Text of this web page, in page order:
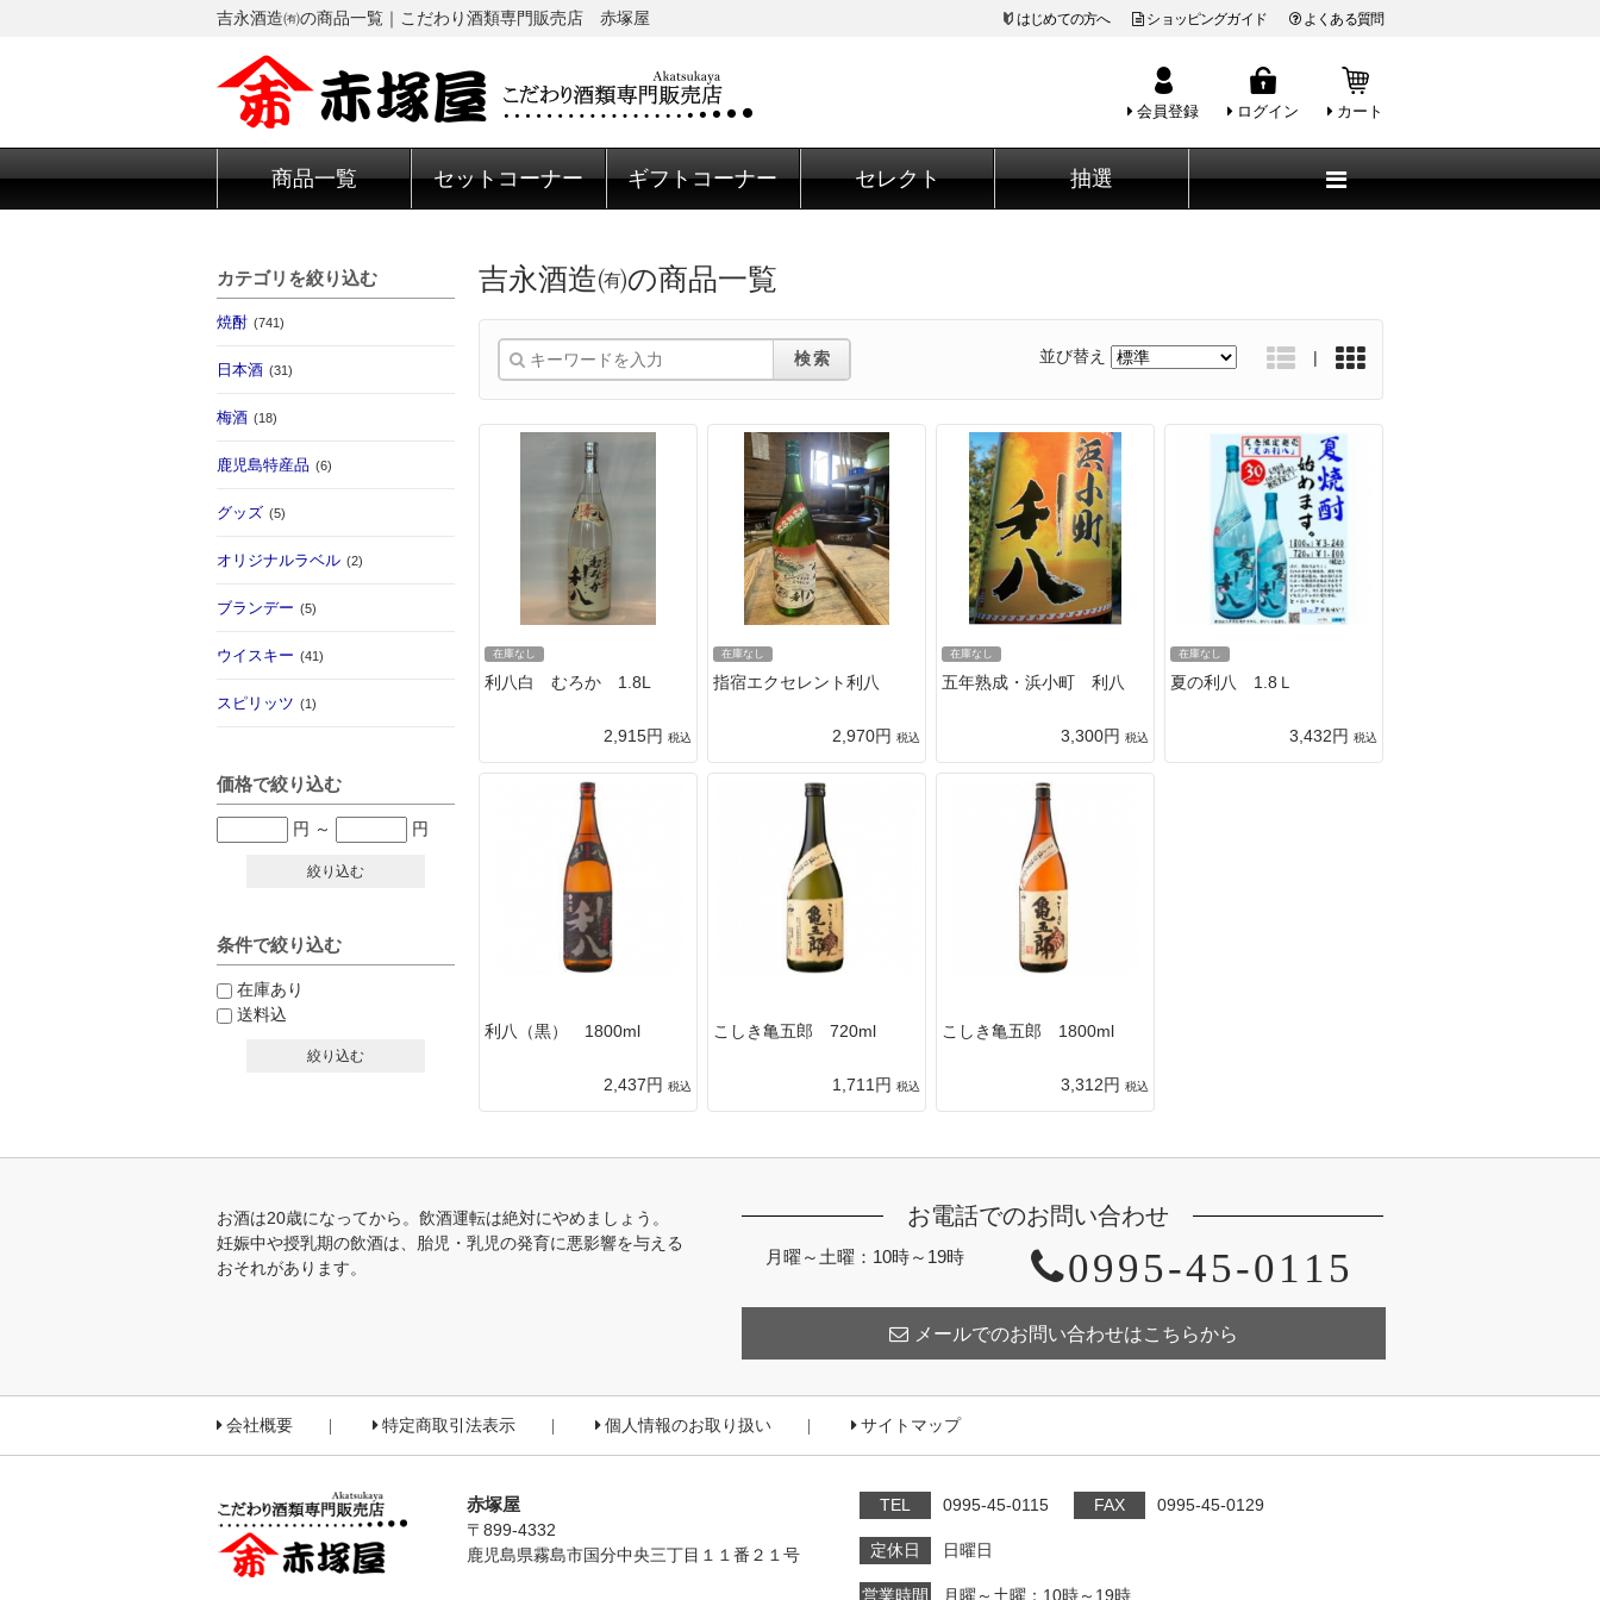
吉永酒造㈲の商品一覧｜こだわり酒類専門販売店 赤塚屋 はじめての方へ ショッピングガイド よくある質問
会員登録 ログイン カート
商品一覧 セットコーナー ギフトコーナー セレクト 抽選
カテゴリを絞り込む
焼酎 (741)
日本酒 (31)
梅酒 (18)
鹿児島特産品 (6)
グッズ (5)
オリジナルラベル (2)
ブランデー (5)
ウイスキー (41)
スピリッツ (1)
価格で絞り込む
円 ～ 円
絞り込む
条件で絞り込む
在庫あり
送料込
絞り込む
吉永酒造㈲の商品一覧
検索 並び替え
在庫なし
利八白 むろか 1.8L
2,915円 税込
在庫なし
指宿エクセレント利八
2,970円 税込
在庫なし
五年熟成・浜小町 利八
3,300円 税込
在庫なし
夏の利八 1.8Ｌ
3,432円 税込
利八（黒） 1800ml
2,437円 税込
こしき亀五郎 720ml
1,711円 税込
こしき亀五郎 1800ml
3,312円 税込
お酒は20歳になってから。飲酒運転は絶対にやめましょう。
妊娠中や授乳期の飲酒は、胎児・乳児の発育に悪影響を与える
おそれがあります。
お電話でのお問い合わせ
月曜～土曜：10時～19時 0995-45-0115
メールでのお問い合わせはこちらから
会社概要 特定商取引法表示 個人情報のお取り扱い サイトマップ
赤塚屋
〒899-4332
鹿児島県霧島市国分中央三丁目１１番２１号
TEL 0995-45-0115 FAX 0995-45-0129
定休日 日曜日
営業時間 月曜～土曜：10時～19時